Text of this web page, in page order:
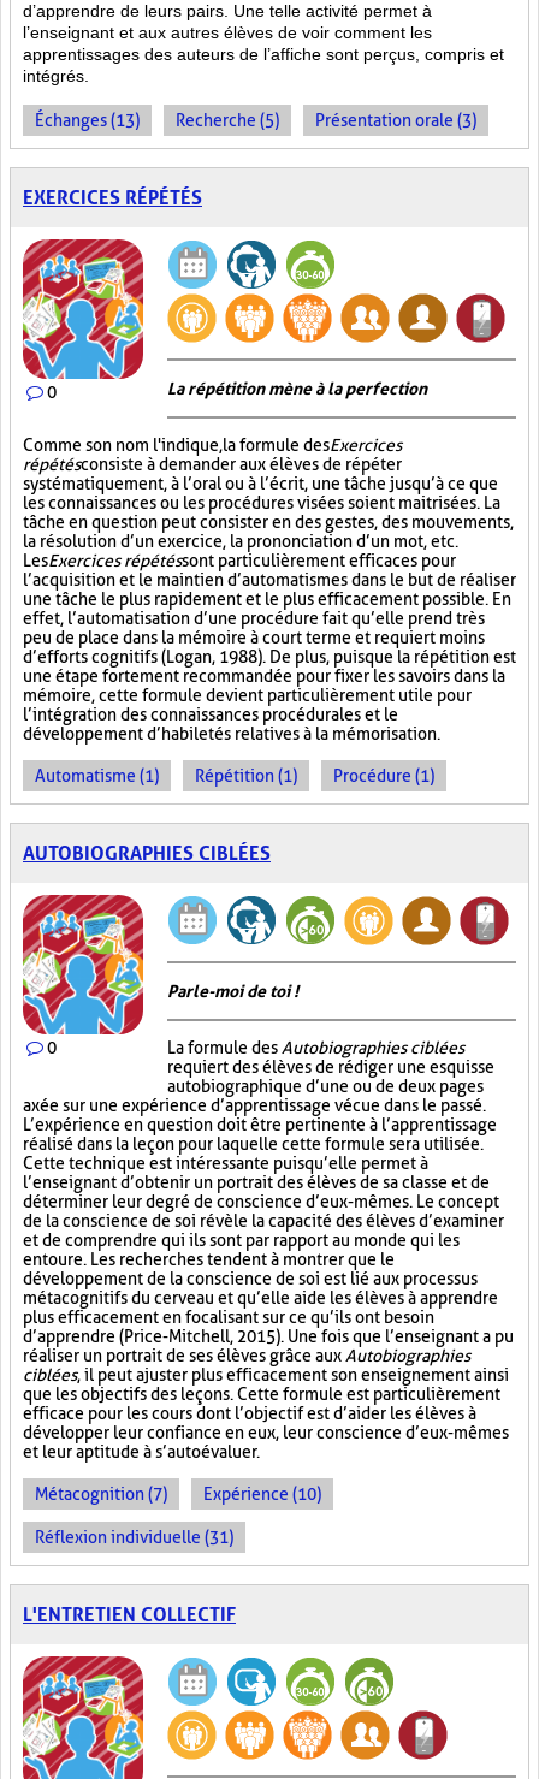
d’apprendre de leurs pairs. Une telle activité permet à
l’enseignant et aux autres élèves de voir comment les
apprentissages des auteurs de l’affiche sont perçus, compris et
intégrés.
Échanges (13) Recherche (5) Présentation orale (3)
EXERCICES RÉPÉTÉS
0 La répétition mène à la perfection
Comme son nom l'indique, la formule desExercices
répétésconsiste à demander aux élèves de répéter
systématiquement, à l’oral ou à l’écrit, une tâche jusqu’à ce que
les connaissances ou les procédures visées soient maitrisées. La
tâche en question peut consister en des gestes, des mouvements,
la résolution d’un exercice, la prononciation d’un mot, etc.
LesExercices répétéssont particulièrement efficaces pour
l’acquisition et le maintien d’automatismes dans le but de réaliser
une tâche le plus rapidement et le plus efficacement possible. En
effet, l’automatisation d’une procédure fait qu’elle prend très
peu de place dans la mémoire à court terme et requiert moins
d’efforts cognitifs (Logan, 1988). De plus, puisque la répétition est
une étape fortement recommandée pour fixer les savoirs dans la
mémoire, cette formule devient particulièrement utile pour
l’intégration des connaissances procédurales et le
développement d’habiletés relatives à la mémorisation.
Automatisme (1) Répétition (1) Procédure (1)
AUTOBIOGRAPHIES CIBLÉES
0
Parle-moi de toi !
La formule des Autobiographies ciblées
requiert des élèves de rédiger une esquisse
autobiographique d’une ou de deux pages
axée sur une expérience d’apprentissage vécue dans le passé.
L’expérience en question doit être pertinente à l’apprentissage
réalisé dans la leçon pour laquelle cette formule sera utilisée.
Cette technique est intéressante puisqu’elle permet à
l’enseignant d’obtenir un portrait des élèves de sa classe et de
déterminer leur degré de conscience d’eux-mêmes. Le concept
de la conscience de soi révèle la capacité des élèves d’examiner
et de comprendre qui ils sont par rapport au monde qui les
entoure. Les recherches tendent à montrer que le
développement de la conscience de soi est lié aux processus
métacognitifs du cerveau et qu’elle aide les élèves à apprendre
plus efficacement en focalisant sur ce qu’ils ont besoin
d’apprendre (Price-Mitchell, 2015). Une fois que l’enseignant a pu
réaliser un portrait de ses élèves grâce aux Autobiographies
ciblées, il peut ajuster plus efficacement son enseignement ainsi
que les objectifs des leçons. Cette formule est particulièrement
efficace pour les cours dont l’objectif est d’aider les élèves à
développer leur confiance en eux, leur conscience d’eux-mêmes
et leur aptitude à s’autoévaluer.
Métacognition (7) Expérience (10)
Réflexion individuelle (31)
L'ENTRETIEN COLLECTIF